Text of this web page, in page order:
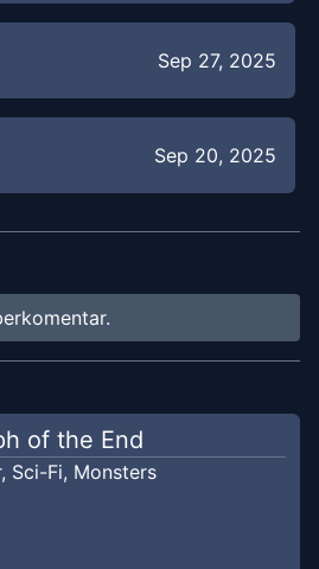
Sep 27, 2025
Sep 20, 2025
Sep 3, 2025
of the End
, Sci-Fi, Monsters